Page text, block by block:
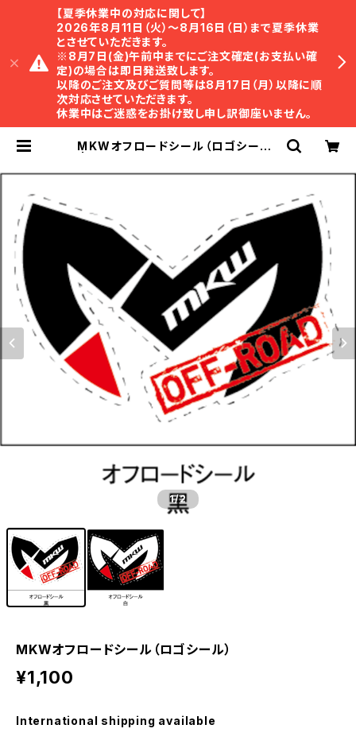
【夏季休業中の対応に関して】
2026年8月11日（火）〜8月16日（日）まで夏季休業
とさせていただきます。
※8月7日(金)午前中までにご注文確定(お支払い確
定)の場合は即日発送致します。
以降のご注文及びご質問等は8月17日（月）以降に順
次対応させていただきます。
休業中はご迷惑をお掛け致し申し訳御座いません。
MKWオフロードシール（ロゴシール）
イスター・オンラインショップ
1/2
MKWオフロードシール（ロゴシール）
¥1,100
International shipping available